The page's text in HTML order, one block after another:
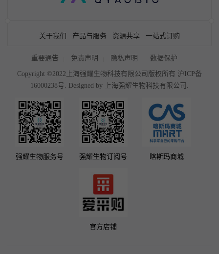
关于我们 产品与服务 资源共享 一站式订购
重要通告 免责声明 隐私声明 数据保护
Copyright ©2022上海强耀生物科技有限公司版权所有 沪ICP备
16000238号. Designed by 上海强耀生物科技有限公司.
强耀生物服务号 强耀生物订阅号 喀斯玛商城
官方店铺